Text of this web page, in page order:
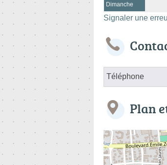
Dimanche
Signaler une
Téléphone
Plan